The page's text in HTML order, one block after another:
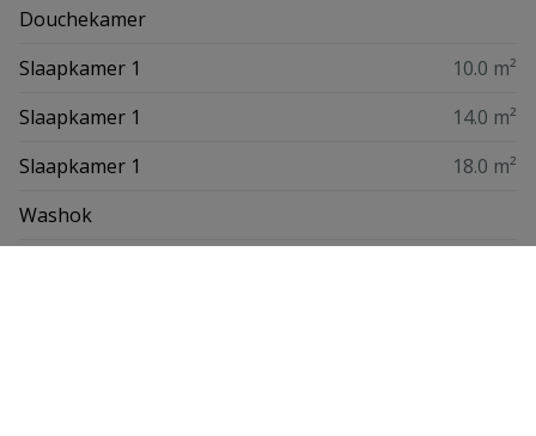
Douchekamer
Slaapkamer 1
10.0 m²
Slaapkamer 1
14.0 m²
Slaapkamer 1
18.0 m²
Washok